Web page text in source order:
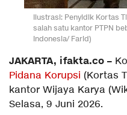
Ilustrasi: Penyidik Kortas
salah satu kantor PTPN
Indonesia/ Farid)
JAKARTA, ifakta.co –
Pidana Korupsi (Kortas
kantor Wijaya Karya
Selasa, 9 Juni 2026.